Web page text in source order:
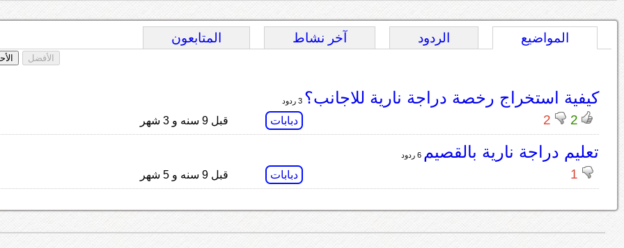
المواضيع الردود آخر نشاط المتابعون
الأفضل
كيفية استخراج رخصة دراجة نارية للاجانب؟ 3 ردود
2
2 دبابات قبل 9 سنه و 3 شهر
تعليم دراجة نارية بالقصيم 6 ردود
1 دبابات قبل 9 سنه و 5 شهر